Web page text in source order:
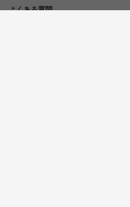
よくある質問